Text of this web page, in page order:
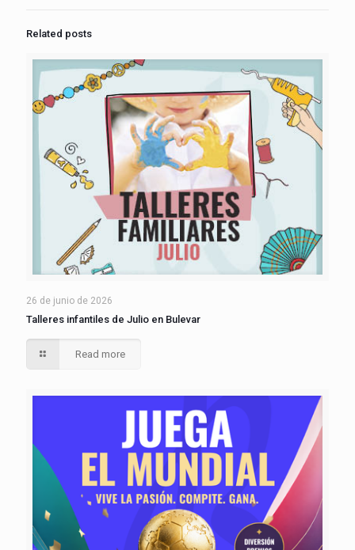
Related posts
26 de junio de 2026
Talleres infantiles de Julio en Bulevar
Read more